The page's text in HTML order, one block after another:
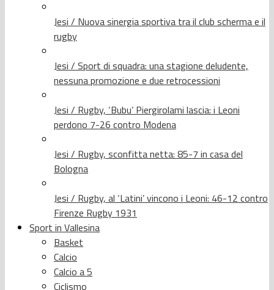
Jesi / Nuova sinergia sportiva tra il club scherma e il
rugby
Jesi / Sport di squadra: una stagione deludente,
nessuna promozione e due retrocessioni
Jesi / Rugby, ‘Bubu’ Piergirolami lascia: i Leoni
perdono 7-26 contro Modena
Jesi / Rugby, sconfitta netta: 85-7 in casa del
Bologna
Jesi / Rugby, al ‘Latini’ vincono i Leoni: 46-12 contro
Firenze Rugby 1931
Sport in Vallesina
Basket
Calcio
Calcio a 5
Ciclismo